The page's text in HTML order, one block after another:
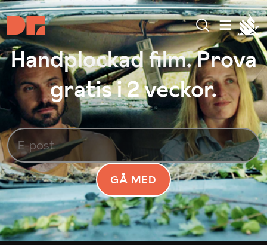
Handplockad film. Prova
gratis i 2 veckor.
GÅ MED